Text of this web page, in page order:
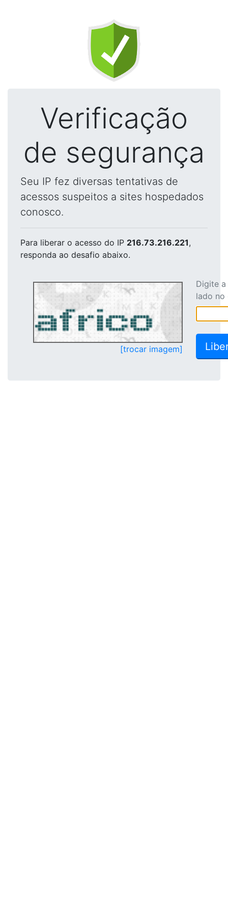
Verificação
de segurança
Seu IP fez diversas tentativas de
acessos suspeitos a sites hospedados
conosco.
Para liberar o acesso do IP 216.73.216.221,
responda ao desafio abaixo.
[trocar imagem]
Digite
lado no